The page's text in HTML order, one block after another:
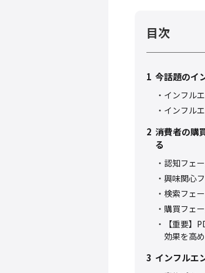
目次
1 今話題のイ
インフル
インフル
2 消費者の購
る
認知フェ
興味関心
検索フェ
購買フェ
【重要】
効果を高
3 インフルエ